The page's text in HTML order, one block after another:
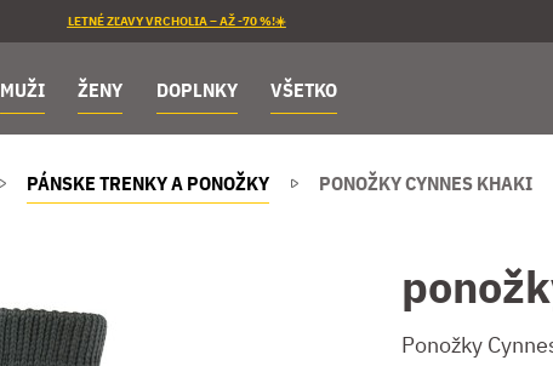
LETNÉ ZĽAVY VRCHOLIA – AŽ -70 %!☀️
MUŽI ŽENY DOPLNKY VŠETKO
PÁNSKE TRENKY A PONOŽKY PONOŽKY CYNNES KHAKI
Ponožky